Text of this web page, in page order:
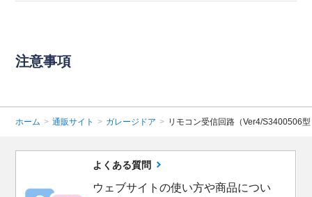
注意事項
ホーム > 通販サイト > ガレージドア > リモコン受信回路（Ver4/S3400506
よくある質問
ウェブサイトの使い方や商品につい